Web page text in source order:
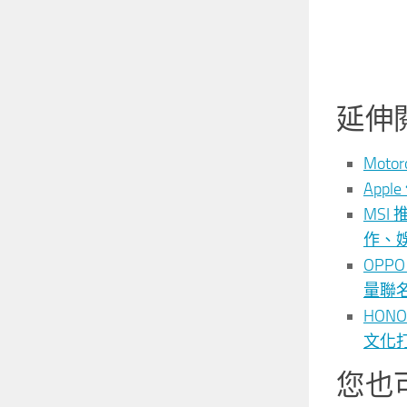
延伸
MSI
作、
量聯
文化
您也